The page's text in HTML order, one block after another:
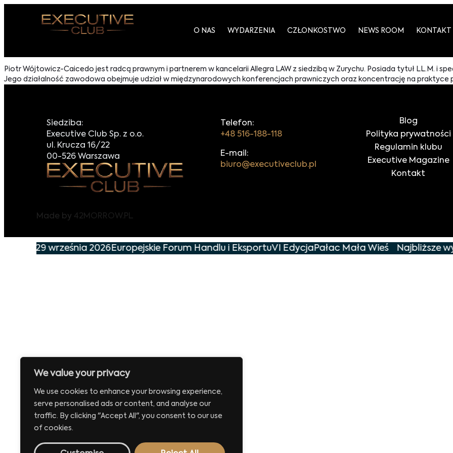
We value your privacy
We use cookies to enhance your browsing experience,
serve personalised ads or content, and analyse our
traffic. By clicking "Accept All", you consent to our use
of cookies.
O NAS WYDARZENIA CZŁONKOSTWO NEWS ROOM KONTAKT
Piotr Wójtowicz-Caicedo jest radcą prawnym i partnerem w kancelarii Allegra LAW z siedzibą w Zurychu. Posiada tytuł LL.M. i
Jego działalność zawodowa obejmuje udział w międzynarodowych konferencjach prawniczych oraz koncentrację na praktyce
Siedziba:
Executive Club Sp. z o.o.
ul. Krucza 16/22
00-526 Warszawa
Telefon:
+48 516-188-118
E-mail:
biuro@executiveclub.pl
Blog
Polityka prywatności
Regulamin klubu
Executive Magazine
Kontakt
Made by 42MORROW.PL
już 29 września 2026Europejskie Forum Handlu i EksportuVI EdycjaPałac Mała Wieś Najbliższe